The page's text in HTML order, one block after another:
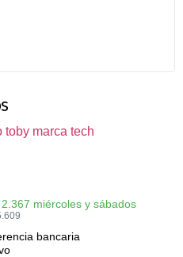
2.367 miércoles y sábados
bancaria